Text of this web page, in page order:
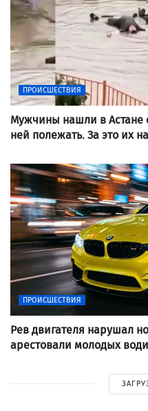
ПРОИСШЕСТВИЯ
Мужчины нашли в
ней полежать. За это их
ПРОИСШЕСТВИЯ
Рев двигателя нарушал
арестовали молодых